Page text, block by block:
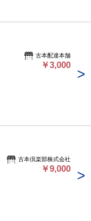
古本配達本舗
￥3,000
古本倶楽部株式会社
￥9,000